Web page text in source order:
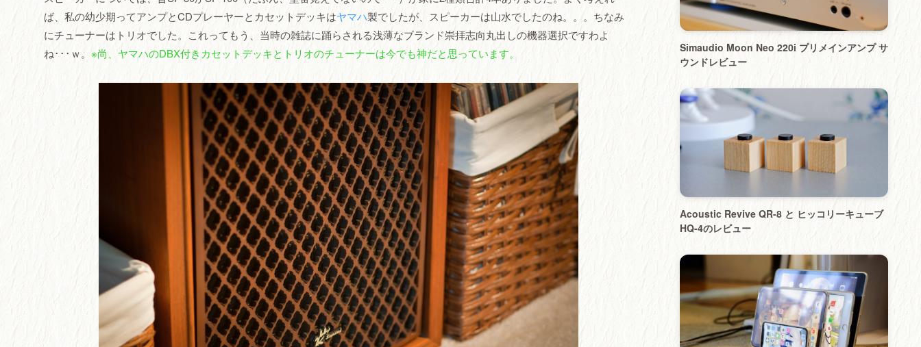
ば、私の幼少期ってアンプとCDプレーヤーとカセットデッキはヤマハ製でしたが、スピーカーは山水でしたのね。。。ちなみ
にチューナーはトリオでした。これってもう、当時の雑誌に踊らされる浅薄なブランド崇拝志向丸出しの機器選択ですわよ
ね･･･ｗ。 ※尚、ヤマハのDBX付きカセットデッキとトリオのチューナーは今でも神だと思っています。
Simaudio Moon Neo 220i プリメインアンプ サ
ウンドレビュー
Acoustic Revive QR-8 と ヒッコリーキューブ
HQ-4のレビュー